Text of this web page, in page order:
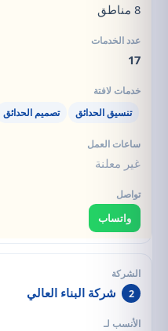
8 مناطق
17
تنسيق الحدائق تصميم الحدائق
غير معلنة
واتساب
2 شركة البناء العالي